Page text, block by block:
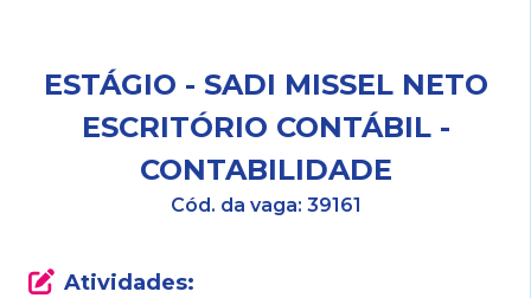
ESTÁGIO - SADI MISSEL NETO
ESCRITÓRIO CONTÁBIL -
CONTABILIDADE
Cód. da vaga: 39161
Atividades: